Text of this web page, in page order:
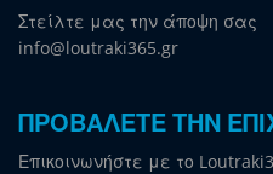
Στείλτε μας την άποψη σας
info@loutraki365.gr
ΠΡΟΒΑΛΕΤΕ ΤΗΝ
Επικοινωνήστε με το